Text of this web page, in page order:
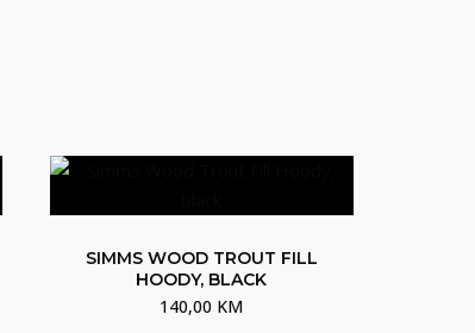
SIMMS WOOD TROUT FILL
HOODY, BLACK
140,00 KM